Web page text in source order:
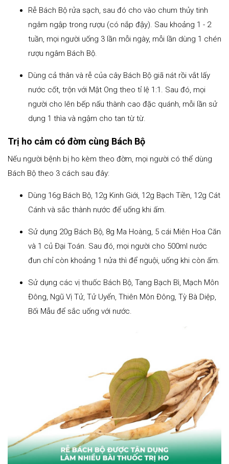
Rễ Bách Bộ rửa sạch, sau đó cho vào chum thủy tinh
ngâm ngập trong rượu (có nắp đậy). Sau khoảng 1 - 2
tuần, mọi người uống 3 lần mỗi ngày, mỗi lần dùng 1 chén
rượu ngâm Bách Bộ.
Dùng cả thân và rễ của cây Bách Bộ giã nát rồi vắt lấy
nước cốt, trộn với Mật Ong theo tỉ lệ 1:1. Sau đó, mọi
người cho lên bếp nấu thành cao đặc quánh, mỗi lần sử
dụng 1 thìa và ngậm cho tan từ từ.
Trị ho cảm có đờm cùng Bách Bộ
Nếu người bệnh bị ho kèm theo đờm, mọi người có thể dùng
Bách Bộ theo 3 cách sau đây:
Dùng 16g Bách Bộ, 12g Kinh Giới, 12g Bạch Tiền, 12g Cát
Cánh và sắc thành nước để uống khi ấm.
Sử dụng 20g Bách Bộ, 8g Ma Hoàng, 5 cái Miên Hoa Căn
và 1 củ Đại Toán. Sau đó, mọi người cho 500ml nước
đun chỉ còn khoảng 1 nửa thì để nguội, uống khi còn ấm.
Sử dụng các vị thuốc Bách Bộ, Tang Bạch Bì, Mạch Môn
Đông, Ngũ Vị Tử, Tử Uyển, Thiên Môn Đông, Tỳ Bà Diệp,
Bối Mẫu để sắc uống với nước.